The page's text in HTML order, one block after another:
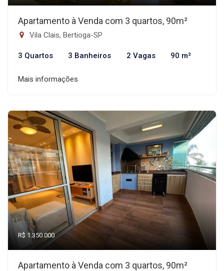
Apartamento à Venda com 3 quartos, 90m²
Vila Clais, Bertioga-SP
3 Quartos 3 Banheiros 2 Vagas 90 m²
Mais informações
R$ 1.350.000
Apartamento à Venda com 3 quartos, 90m²